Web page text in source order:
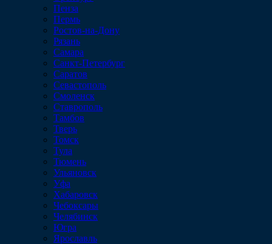
Пенза
Пермь
Ростов-на-Дону
Рязань
Самара
Санкт-Петербург
Саратов
Севастополь
Смоленск
Ставрополь
Тамбов
Тверь
Томск
Тула
Тюмень
Ульяновск
Уфа
Хабаровск
Чебоксары
Челябинск
Югра
Ярославль